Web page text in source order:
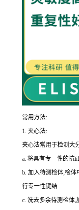
常用方法:
1. 夹心法:
夹心法常用于检测大
a. 将具有专一性的抗ti
b. 加入待测检体,检体
行专一性键结
c. 洗去多余待测检体,